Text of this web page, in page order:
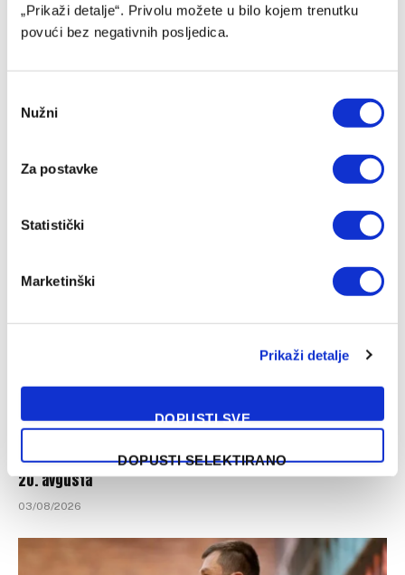
„Prikaži detalje“. Privolu možete u bilo kojem trenutku
povući bez negativnih posljedica.
Selection
Nužni
Za postavke
Statistički
Marketinški
Prikaži detalje
DOPUSTI SVE
DOPUSTI SELEKTIRANO
Ožegović odredio sastav bh. kadeta za nastup na EP
Košarkaška reprezentacija BiH protiv Poljske u Hrasnici
20. avgusta
03/08/2026